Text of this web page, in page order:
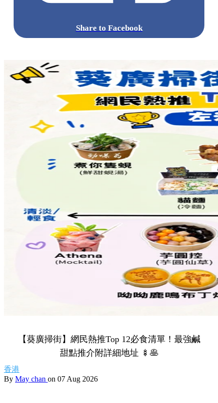
Share to Facebook
【葵廣掃街】網民熱推Top 12必食清單！最強鹹
甜點推介附詳細地址 🍢🥞
香港
By May chan on 07 Aug 2026